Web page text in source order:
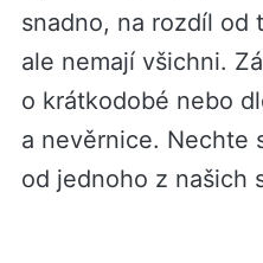
snadno, na rozdíl od
ale nemají všichni.
o krátkodobé nebo
a nevěrnice. Nechte
od jednoho z našich